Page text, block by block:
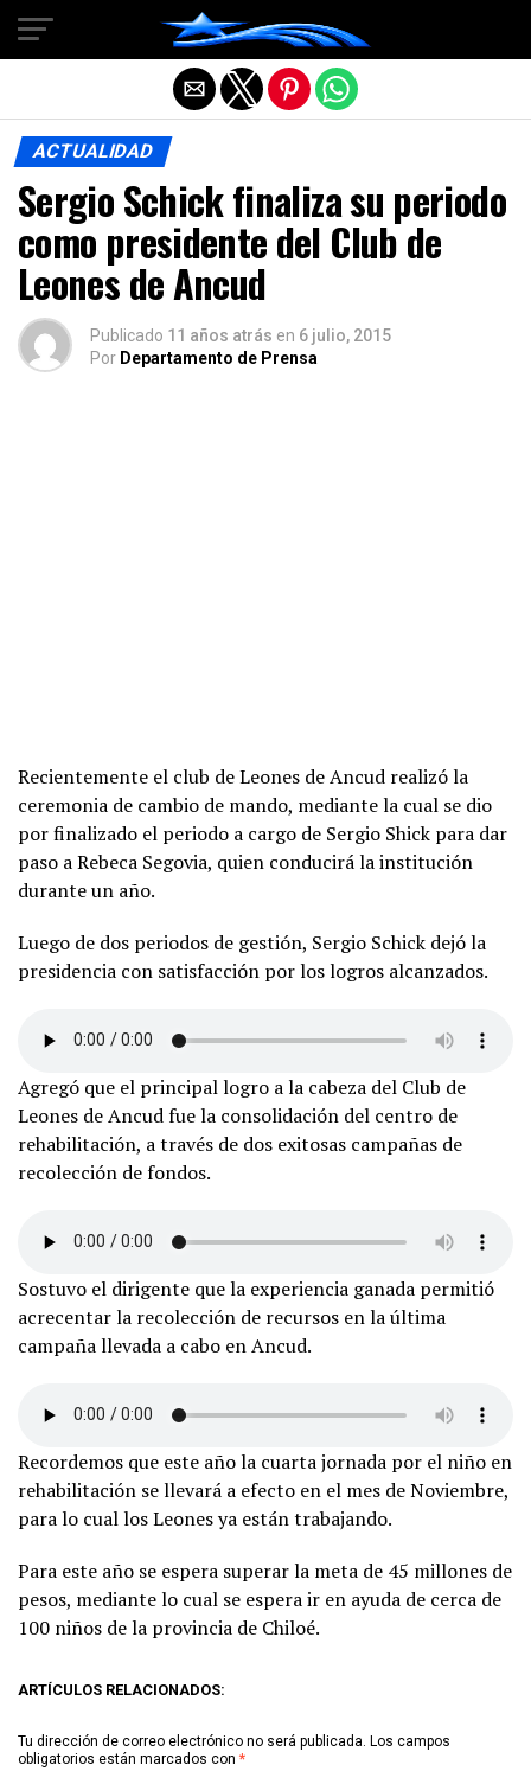
ACTUALIDAD
Sergio Schick finaliza su periodo
como presidente del Club de
Leones de Ancud
Publicado 11 años atrás en 6 julio, 2015
Por Departamento de Prensa
Recientemente el club de Leones de Ancud realizó la
ceremonia de cambio de mando, mediante la cual se dio
por finalizado el periodo a cargo de Sergio Shick para dar
paso a Rebeca Segovia, quien conducirá la institución
durante un año.
Luego de dos periodos de gestión, Sergio Schick dejó la
presidencia con satisfacción por los logros alcanzados.
Agregó que el principal logro a la cabeza del Club de
Leones de Ancud fue la consolidación del centro de
rehabilitación, a través de dos exitosas campañas de
recolección de fondos.
Sostuvo el dirigente que la experiencia ganada permitió
acrecentar la recolección de recursos en la última
campaña llevada a cabo en Ancud.
Recordemos que este año la cuarta jornada por el niño en
rehabilitación se llevará a efecto en el mes de Noviembre,
para lo cual los Leones ya están trabajando.
Para este año se espera superar la meta de 45 millones de
pesos, mediante lo cual se espera ir en ayuda de cerca de
100 niños de la provincia de Chiloé.
ARTÍCULOS RELACIONADOS:
Tu dirección de correo electrónico no será publicada. Los campos
obligatorios están marcados con *
Salir de la versión móvil